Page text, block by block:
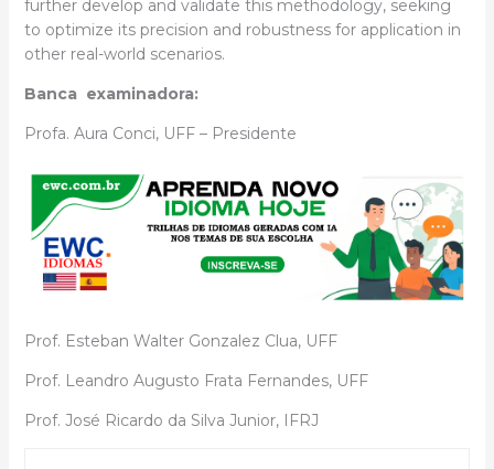
further develop and validate this methodology, seeking
to optimize its precision and robustness for application in
other real-world scenarios.
Banca examinadora:
Profa. Aura Conci, UFF – Presidente
Prof. Esteban Walter Gonzalez Clua, UFF
Prof. Leandro Augusto Frata Fernandes, UFF
Prof. José Ricardo da Silva Junior, IFRJ